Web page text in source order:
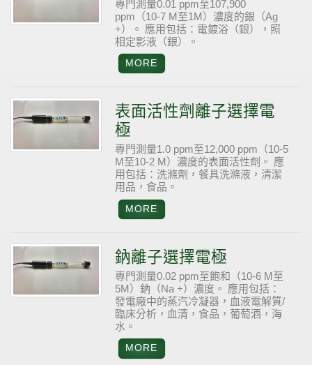
專門測量0.01 ppm至107,900
ppm（10-7 M至1M）濃度的銀（Ag
+）。 應用包括：電鍍浴（銀），照
相定影液（銀）。
表面活性劑離子選擇電
極
專門測量1.0 ppm至12,000 ppm（10-5
M至10-2 M）濃度的表面活性劑。 應
用包括：洗滌劑，餐具洗滌液，清潔
用品，食品。
鈉離子選擇電極
專門測量0.02 ppm至飽和（10-6 M至
5M）鈉（Na +）濃度。 應用包括：
發電廠中的蒸汽冷凝器，血液電解質/
臨床分析，血清，食品，葡萄酒，海
水。